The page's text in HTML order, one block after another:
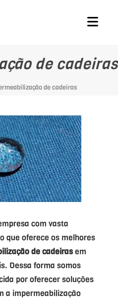
de cadeiras
de cadeiras
com vasta
que oferece os melhores
de cadeirasem
Dessa forma somos
por oferecer soluções
a impermeabilização